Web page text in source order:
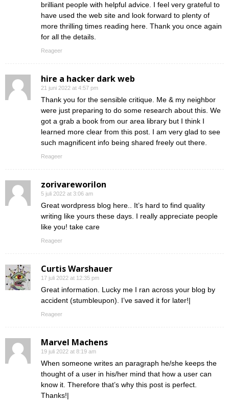
brilliant people with helpful advice. I feel very grateful to
have used the web site and look forward to plenty of
more thrilling times reading here. Thank you once again
for all the details.
Reageer
hire a hacker dark web
21 juni 2022 at 4:57 pm
Thank you for the sensible critique. Me & my neighbor
were just preparing to do some research about this. We
got a grab a book from our area library but I think I
learned more clear from this post. I am very glad to see
such magnificent info being shared freely out there.
Reageer
zorivareworilon
5 juli 2022 at 3:06 am
Great wordpress blog here.. It’s hard to find quality
writing like yours these days. I really appreciate people
like you! take care
Reageer
Curtis Warshauer
17 juli 2022 at 12:35 pm
Great information. Lucky me I ran across your blog by
accident (stumbleupon). I’ve saved it for later!|
Reageer
Marvel Machens
19 juli 2022 at 8:19 am
When someone writes an paragraph he/she keeps the
thought of a user in his/her mind that how a user can
know it. Therefore that’s why this post is perfect.
Thanks!|